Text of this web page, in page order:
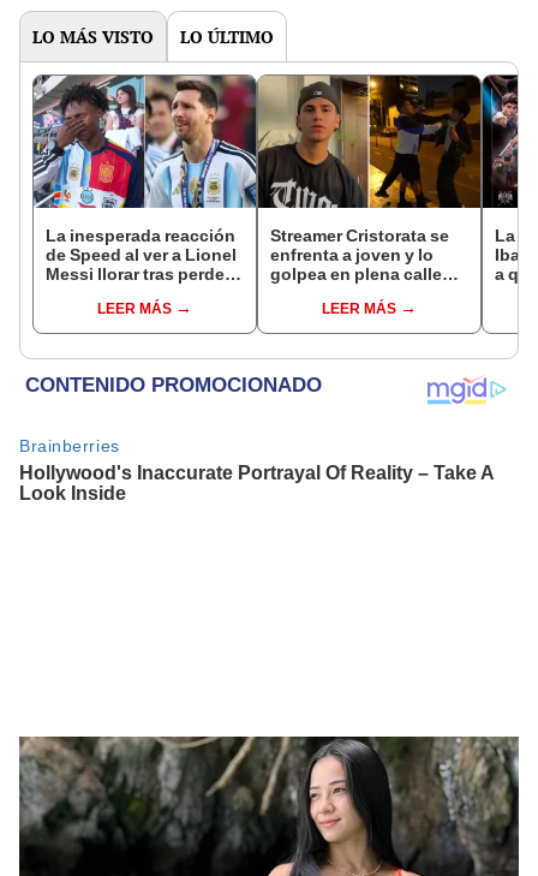
LO MÁS VISTO LO ÚLTIMO
La inesperada reacción
de Speed al ver a Lionel
Messi llorar tras perder
EspañaLEER MÁS
Streamer Cristorata se
enfrenta a joven y lo
golpea en plena calle
LEER MÁS
La
Ibai
a